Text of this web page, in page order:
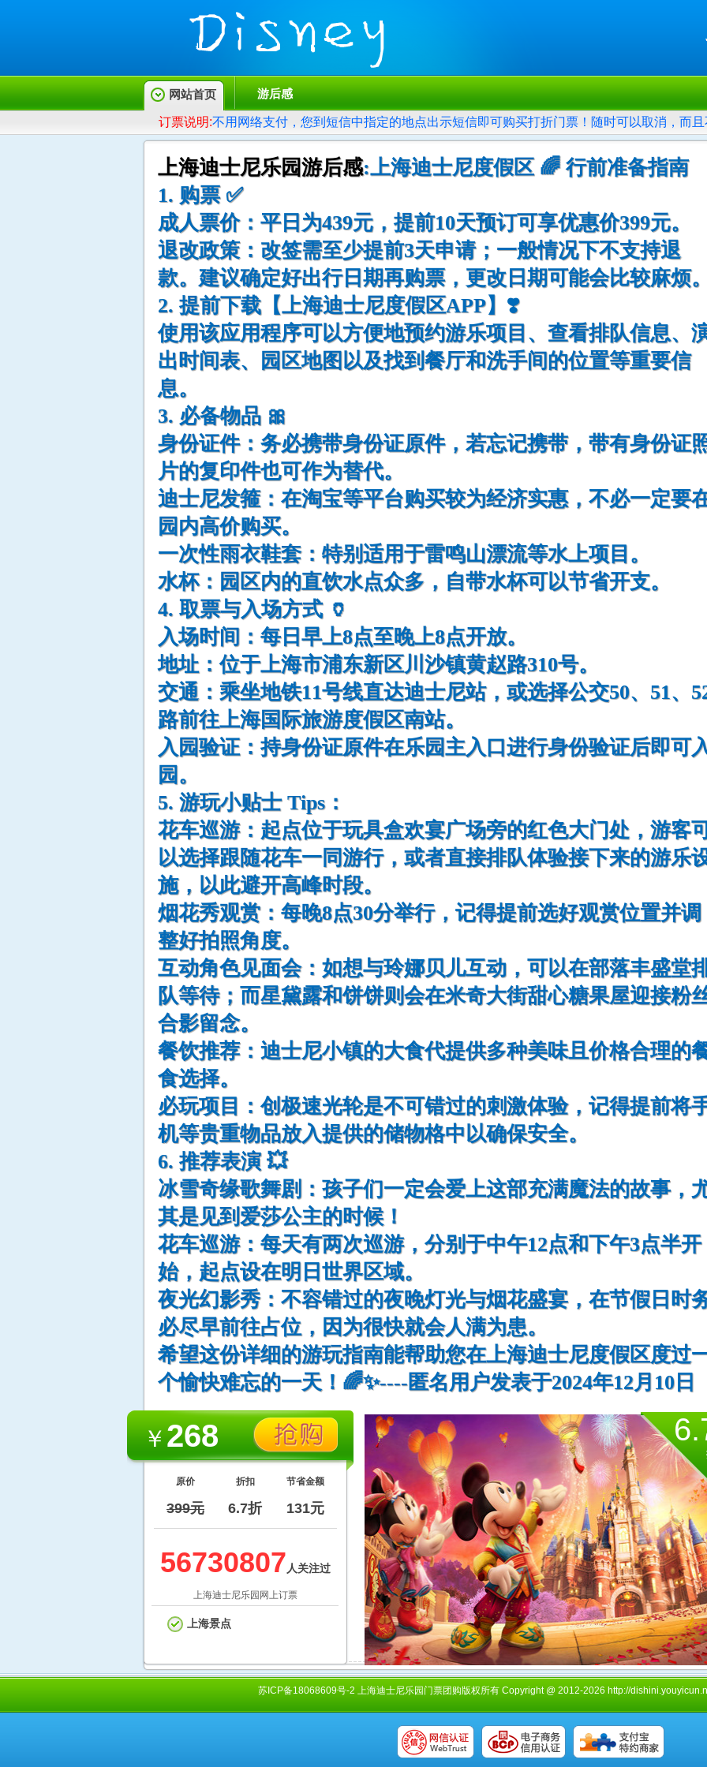
网站首页 游后感
订票说明:不用网络支付，您到短信中指定的地点出示短信即可购买打折门票！随时可以取消，而且
上海迪士尼乐园游后感:上海迪士尼度假区 🌈 行前准备指南
1. 购票 ✅
成人票价：平日为439元，提前10天预订可享优惠价399元。
退改政策：改签需至少提前3天申请；一般情况下不支持退
款。建议确定好出行日期再购票，更改日期可能会比较麻烦。
2. 提前下载【上海迪士尼度假区APP】❣️
使用该应用程序可以方便地预约游乐项目、查看排队信息、
出时间表、园区地图以及找到餐厅和洗手间的位置等重要信
息。
3. 必备物品 🎀
身份证件：务必携带身份证原件，若忘记携带，带有身份证
片的复印件也可作为替代。
迪士尼发箍：在淘宝等平台购买较为经济实惠，不必一定要
园内高价购买。
一次性雨衣鞋套：特别适用于雷鸣山漂流等水上项目。
水杯：园区内的直饮水点众多，自带水杯可以节省开支。
4. 取票与入场方式 🏺
入场时间：每日早上8点至晚上8点开放。
地址：位于上海市浦东新区川沙镇黄赵路310号。
交通：乘坐地铁11号线直达迪士尼站，或选择公交50、51、
路前往上海国际旅游度假区南站。
入园验证：持身份证原件在乐园主入口进行身份验证后即可
园。
5. 游玩小贴士 Tips：
花车巡游：起点位于玩具盒欢宴广场旁的红色大门处，游客
以选择跟随花车一同游行，或者直接排队体验接下来的游乐
施，以此避开高峰时段。
烟花秀观赏：每晚8点30分举行，记得提前选好观赏位置并调
整好拍照角度。
互动角色见面会：如想与玲娜贝儿互动，可以在部落丰盛堂
队等待；而星黛露和饼饼则会在米奇大街甜心糖果屋迎接粉
合影留念。
餐饮推荐：迪士尼小镇的大食代提供多种美味且价格合理的
食选择。
必玩项目：创极速光轮是不可错过的刺激体验，记得提前将
机等贵重物品放入提供的储物格中以确保安全。
6. 推荐表演 💥
冰雪奇缘歌舞剧：孩子们一定会爱上这部充满魔法的故事，
其是见到爱莎公主的时候！
花车巡游：每天有两次巡游，分别于中午12点和下午3点半开
始，起点设在明日世界区域。
夜光幻影秀：不容错过的夜晚灯光与烟花盛宴，在节假日时
必尽早前往占位，因为很快就会人满为患。
希望这份详细的游玩指南能帮助您在上海迪士尼度假区度过
个愉快难忘的一天！🌈✨----匿名用户发表于2024年12月10日
￥268
原价 折扣 节省金额
399元 6.7折 131元
56730807 人关注过
上海迪士尼乐园网上订票
上海景点
苏ICP备18068609号-2 上海迪士尼乐园门票团购版权所有 Copyright @ 2012-2026 http://